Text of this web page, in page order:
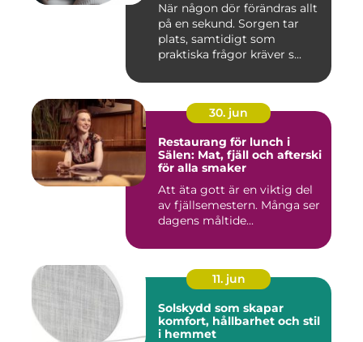
När någon dör förändras allt
på en sekund. Sorgen tar
plats, samtidigt som
praktiska frågor kräver s...
30. jun
Restaurang för lunch i
Sälen: Mat, fjäll och afterski
för alla smaker
Att äta gott är en viktig del
av fjällsemestern. Många ser
dagens måltide...
11. jun
Solskydd som skapar
komfort, hållbarhet och stil
i hemmet